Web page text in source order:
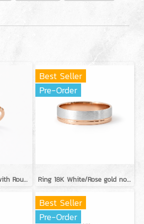
Ring 18K Rose gold with Round Diamond
Best Seller
Pre-Order
Ring 18K White/Rose gold no diamond
Best Seller
Pre-Order